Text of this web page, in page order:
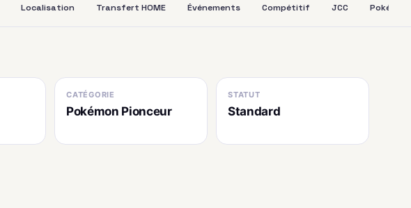
Localisation Transfert HOME Événements Compétitif JCC Pokédex
CATÉGORIE
Pokémon Pionceur
STATUT
Standard